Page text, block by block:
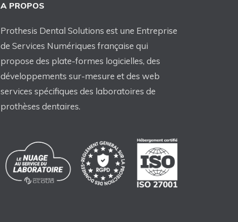
A PROPOS
Prothesis Dental Solutions est une Entreprise
de Services Numériques française qui
propose des plate-formes logicielles, des
développements sur-mesure et des web
services spécifiques des laboratoires de
prothèses dentaires.